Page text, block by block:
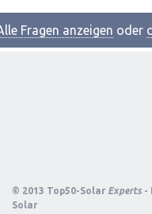
Fragen anzeigen oder
© 2013 Top50-Solar Experts -
Solar